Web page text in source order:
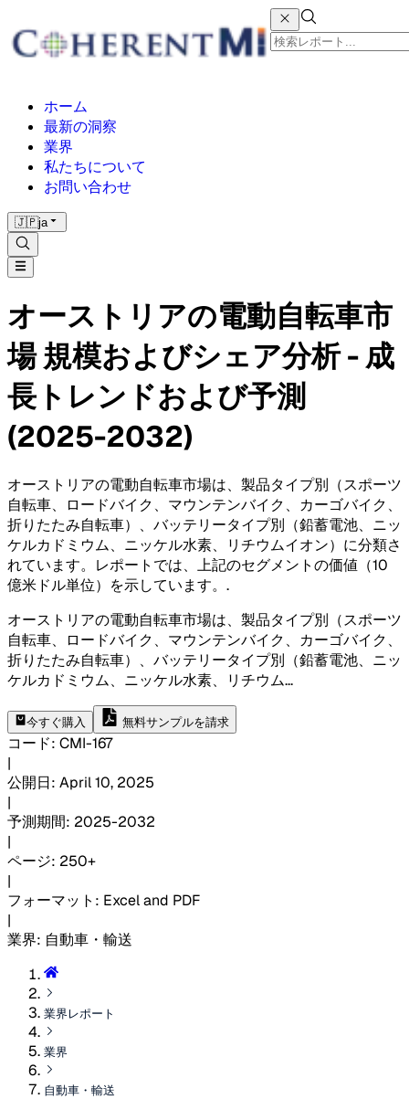
ホーム
最新の洞察
業界
私たちについて
お問い合わせ
🇯🇵ja
オーストリアの電動自転車市
場 規模およびシェア分析 - 成
長トレンドおよび予測
(2025-2032)
オーストリアの電動自転車市場は、製品タイプ別（スポーツ
自転車、ロードバイク、マウンテンバイク、カーゴバイク、
折りたたみ自転車）、バッテリータイプ別（鉛蓄電池、ニッ
ケルカドミウム、ニッケル水素、リチウムイオン）に分類さ
れています。レポートでは、上記のセグメントの価値（10
億米ドル単位）を示しています。 .
オーストリアの電動自転車市場は、製品タイプ別（スポーツ
自転車、ロードバイク、マウンテンバイク、カーゴバイク、
折りたたみ自転車）、バッテリータイプ別（鉛蓄電池、ニッ
ケルカドミウム、ニッケル水素、リチウム...
今すぐ購入 無料サンプルを請求
コード: CMI-167
|
公開日: April 10, 2025
|
予測期間: 2025-2032
|
ページ: 250+
|
フォーマット : Excel and PDF
|
業界: 自動車・輸送
業界レポート
業界
自動車・輸送